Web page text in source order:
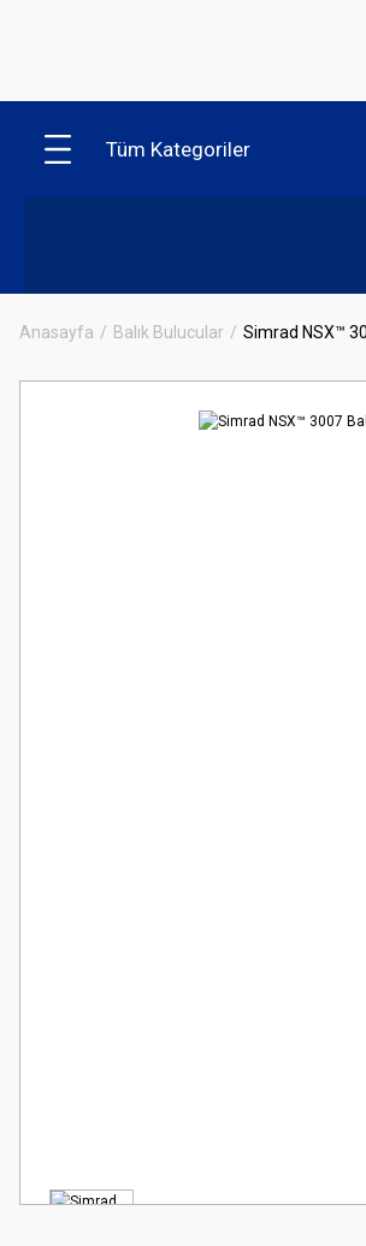
Tüm Kategoriler
Anasayfa Balık Bulucular Simrad NSX™